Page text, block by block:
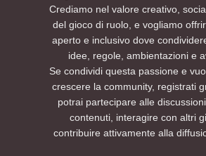
Crediamo nel valore creativo,
del gioco di ruolo, e vogliamo
aperto e inclusivo dove
idee, regole, ambientazioni e
Se condividi questa passione e
crescere la community, registrati
potrai partecipare alle
contenuti, interagire con altri
contribuire attivamente alla